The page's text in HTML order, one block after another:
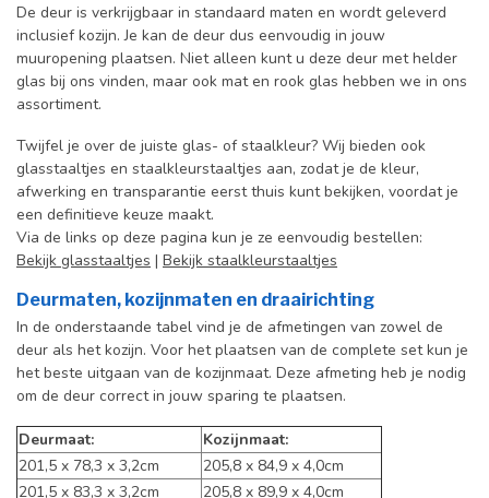
De deur is verkrijgbaar in standaard maten en wordt geleverd
inclusief kozijn. Je kan de deur dus eenvoudig in jouw
muuropening plaatsen. Niet alleen kunt u deze deur met helder
glas bij ons vinden, maar ook mat en rook glas hebben we in ons
assortiment.
Twijfel je over de juiste glas- of staalkleur? Wij bieden ook
glasstaaltjes en staalkleurstaaltjes aan, zodat je de kleur,
afwerking en transparantie eerst thuis kunt bekijken, voordat je
een definitieve keuze maakt.
Via de links op deze pagina kun je ze eenvoudig bestellen:
Bekijk glasstaaltjes | Bekijk staalkleurstaaltjes
Deurmaten, kozijnmaten en draairichting
In de onderstaande tabel vind je de afmetingen van zowel de
deur als het kozijn. Voor het plaatsen van de complete set kun je
het beste uitgaan van de kozijnmaat. Deze afmeting heb je nodig
om de deur correct in jouw sparing te plaatsen.
Deurmaat:
Kozijnmaat:
201,5 x 78,3 x 3,2cm
205,8 x 84,9 x 4,0cm
201,5 x 83,3 x 3,2cm
205,8 x 89,9 x 4,0cm